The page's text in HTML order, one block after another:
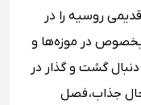
روسیه را در
بخصوص در موزه‌ها و
گشت و گذار در
جذاب، فصل